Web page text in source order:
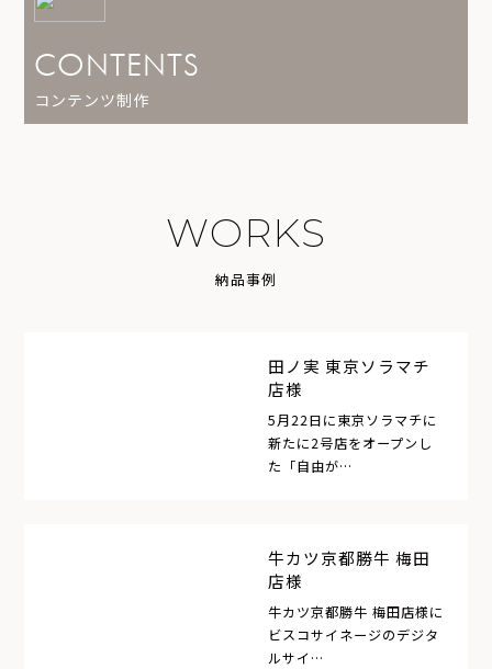
CONTENTS
コンテンツ制作
WORKS
納品事例
田ノ実 東京ソラマチ
店様
5月22日に東京ソラマチに
新たに2号店をオープンし
た「自由が…
牛カツ京都勝牛 梅田
店様
牛カツ京都勝牛 梅田店様に
ビスコサイネージのデジタ
ルサイ…